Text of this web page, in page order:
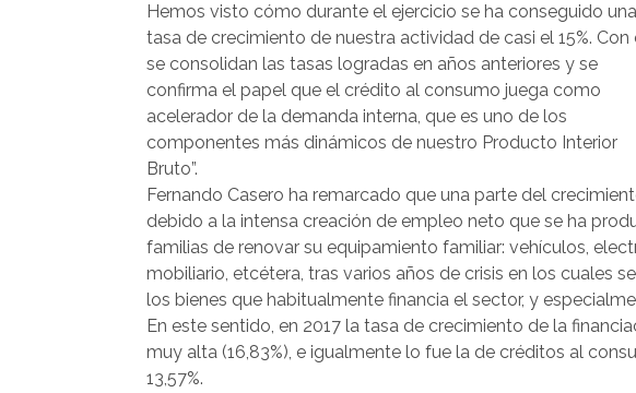
Hemos visto cómo durante el ejercicio se ha conseguido una
tasa de crecimiento de nuestra actividad de casi el 15%. Con
se consolidan las tasas logradas en años anteriores y se
confirma el papel que el crédito al consumo juega como
acelerador de la demanda interna, que es uno de los
componentes más dinámicos de nuestro Producto Interior
Bruto”.
Fernando Casero ha remarcado que una parte del
debido a la intensa creación de empleo neto que se ha
familias de renovar su equipamiento familiar: vehículos,
mobiliario, etcétera, tras varios años de crisis en los cuales
los bienes que habitualmente financia el sector, y
En este sentido, en 2017 la tasa de crecimiento de la
muy alta (16,83%), e igualmente lo fue la de créditos al
13,57%.